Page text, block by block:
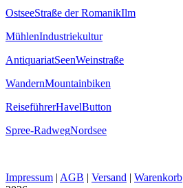
OstseeStraße der RomanikIlm
MühlenIndustriekultur
AntiquariatSeenWeinstraße
WandernMountainbiken
ReiseführerHavelButton
Spree-RadwegNordsee
Impressum | AGB | Versand | Warenkorb